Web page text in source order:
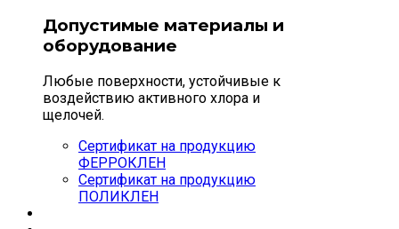
Допустимые материалы и
оборудование
Любые поверхности, устойчивые к
воздействию активного хлора и
щелочей.
Сертификат на продукцию
ФЕРРОКЛЕН
Сертификат на продукцию
ПОЛИКЛЕН